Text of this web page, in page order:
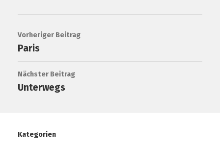
Vorheriger Beitrag
Paris
Nächster Beitrag
Unterwegs
Kategorien